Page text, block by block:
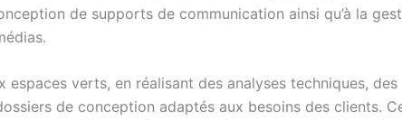
de supports de communication ainsi qu’à la
espaces verts, en réalisant des analyses techniques, des
de conception adaptés aux besoins des clients.